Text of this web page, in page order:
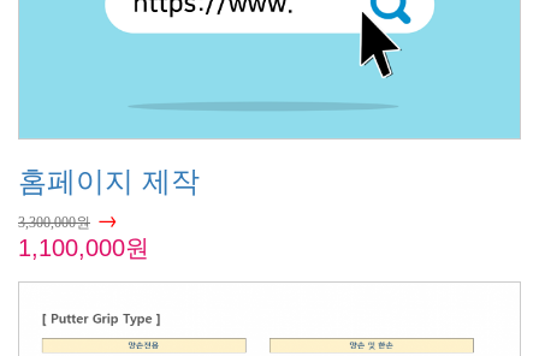
홈페이지 제작
3,300,000원 →
1,100,000원